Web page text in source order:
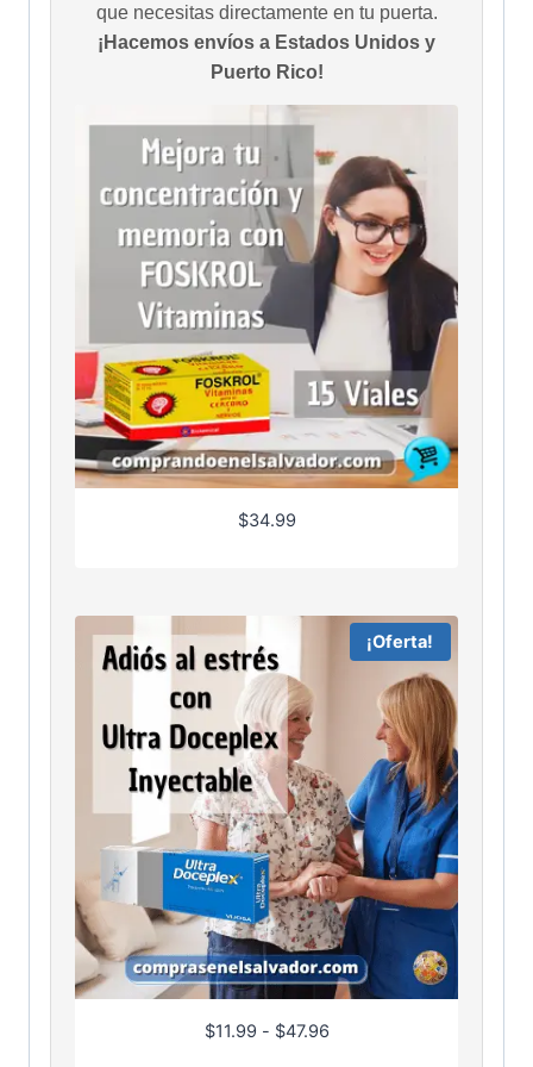
que necesitas directamente en tu puerta.
¡Hacemos envíos a Estados Unidos y
Puerto Rico!
$34.99
¡Oferta!
$11.99 - $47.96R